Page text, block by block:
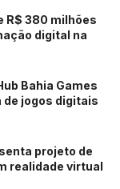
R$ 380 milhões
digital na
Bahia Games
jogos digitais
projeto de
realidade virtual